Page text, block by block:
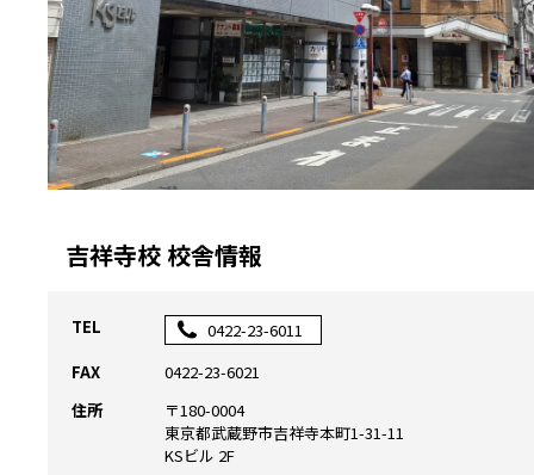
吉祥寺校 校舎情報
TEL
0422-23-6011
FAX
0422-23-6021
住所
〒180-0004
東京都武蔵野市吉祥寺本町1-31-11
KSビル 2F